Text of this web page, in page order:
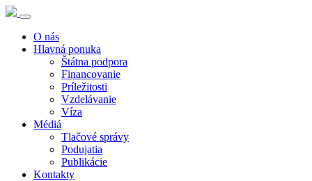
O nás
Hlavná ponuka
Štátna podpora
Financovanie
Príležitosti
Vzdelávanie
Víza
Médiá
Tlačové správy
Podujatia
Publikácie
Kontakty